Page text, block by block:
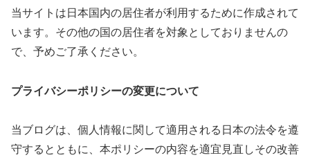
当サイトは日本国内の居住者が利用するために作成されて
います。その他の国の居住者を対象としておりませんの
で、予めご了承ください。
プライバシーポリシーの変更について
当ブログは、個人情報に関して適用される日本の法令を遵
守するとともに、本ポリシーの内容を適宜見直しその改善